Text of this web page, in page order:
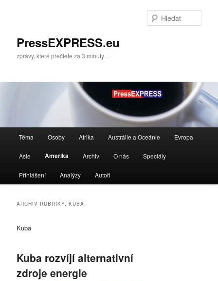
paneluPressEXPRESS.eu
zprávy, které přečtete za 3 minuty…
navigační
Téma Osoby Afrika Austrálie a Oceánie Evropa
Asie Amerika Archiv O nás Speciály
Přihlášení Analýzy Autoři
ARCHIV RUBRIKY:KUBA
Kuba
Kuba rozvíjí alternativní
zdroje energie